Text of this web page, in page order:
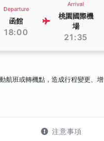
Departure
函館
18:00
Arrival
桃園國際機
場
21:35
航班或轉機點，造成行程變更、增
注意事項